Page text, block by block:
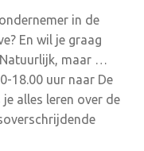
in de
En wil je graag
Natuurlijk, maar …
18.00 uur naar De
alles leren over de